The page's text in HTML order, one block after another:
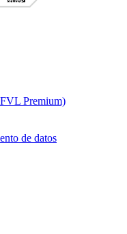
FVL Premium)
de datos